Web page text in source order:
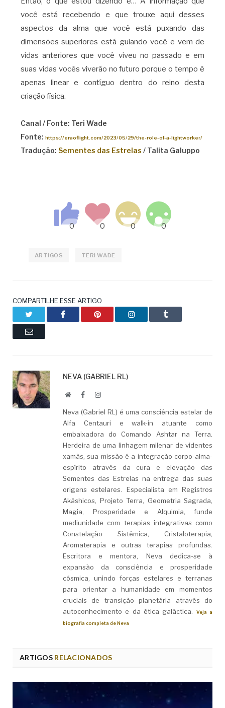
você está recebendo e que trouxe aqui desses
aspectos da alma que você está puxando das
dimensões superiores está guiando você e vem de
vidas anteriores que você viveu no passado e em
suas vidas vocês viverão no futuro porque o tempo é
apenas linear e contíguo dentro do reino desta
criação física.
Canal / Fonte: Teri Wade
Fonte: https://eraoflight.com/2023/05/29/the-role-of-a-lightworker/
Tradução: Sementes das Estrelas / Talita Galuppo
ARTIGOS TERI WADE
COMPARTILHE ESSE ARTIGO
Facebook Pinterest LinkedIn Tumblr
Email
NEVA (GABRIEL RL)
WebsiteFacebookLinkedIn
Neva (Gabriel RL) é uma consciência estelar de
Alfa Centauri e walk-in atuante como
embaixadora do Comando Ashtar na Terra.
Herdeira de uma linhagem milenar de videntes
xamãs, sua missão é a integração corpo-alma-
espírito através da cura e elevação das
Sementes das Estrelas na entrega das suas
origens estelares. Especialista em Registros
Akáshicos, Projeto Terra, Geometria Sagrada,
Magia, Prosperidade e Alquimia, funde
mediunidade com terapias integrativas como
Constelação Sistêmica, Cristaloterapia,
Aromaterapia e outras terapias profundas.
Escritora e mentora, Neva dedica-se à
expansão da consciência e prosperidade
cósmica, unindo forças estelares e terranas
para orientar a humanidade em momentos
cruciais de transição planetária através do
autoconhecimento e da ética galáctica.
Veja a
biografia completa de Neva
ARTIGOSRELACIONADOS